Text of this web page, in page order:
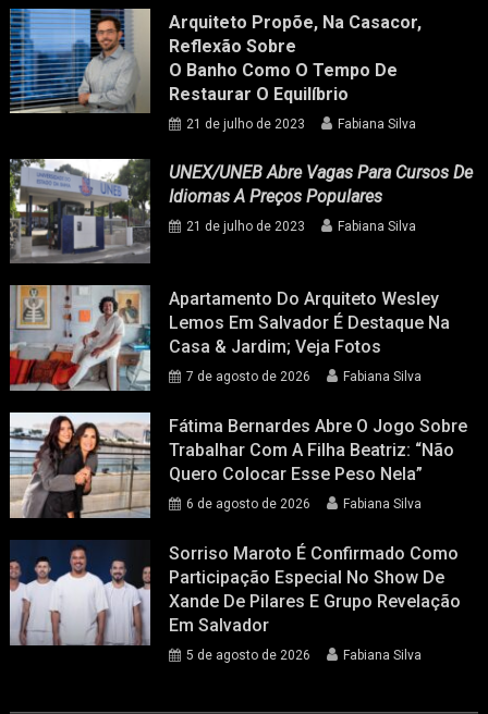
Arquiteto Propõe, Na Casacor,
Reflexão Sobre
O Banho Como O Tempo De
Restaurar O Equilíbrio
21 de julho de 2023 Fabiana Silva
UNEX/UNEB Abre Vagas Para Cursos De
Idiomas A Preços Populares
21 de julho de 2023 Fabiana Silva
Apartamento Do Arquiteto Wesley
Lemos Em Salvador É Destaque Na
Casa & Jardim; Veja Fotos
7 de agosto de 2026 Fabiana Silva
Fátima Bernardes Abre O Jogo Sobre
Trabalhar Com A Filha Beatriz: “Não
Quero Colocar Esse Peso Nela”
6 de agosto de 2026 Fabiana Silva
Sorriso Maroto É Confirmado Como
Participação Especial No Show De
Xande De Pilares E Grupo Revelação
Em Salvador
5 de agosto de 2026 Fabiana Silva